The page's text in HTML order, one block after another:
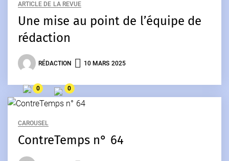
ARTICLE DE LA REVUE
Une mise au point de l’équipe de
rédaction
RÉDACTION 10 MARS 2025
0 0
CAROUSEL
ContreTemps n° 64